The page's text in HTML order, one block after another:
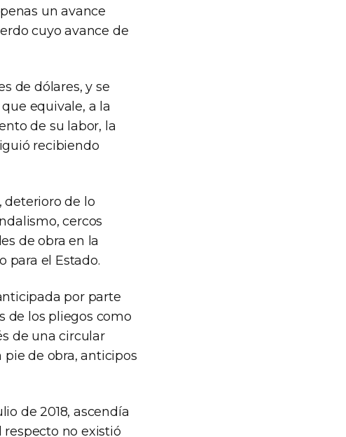
un avance
cuyo avance de
de dólares, y se
equivale, a la
de su labor, la
recibiendo
deterioro de lo
cercos
de obra en la
para el Estado.
por parte
de los pliegos como
de una circular
de obra, anticipos
de 2018, ascendía
no existió